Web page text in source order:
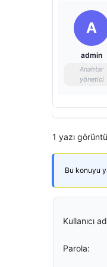
A
admin
Anahtar
yönetici
1 yazı
Bu konuyu
Kullanıcı
Parola: